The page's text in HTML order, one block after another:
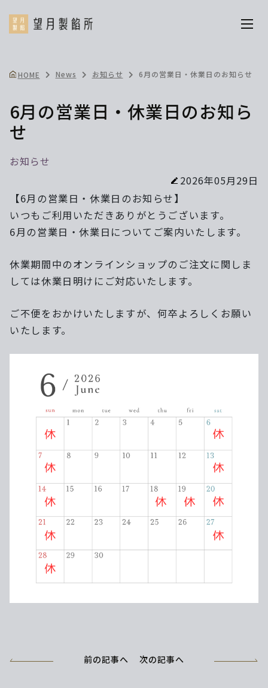
HOME News お知らせ 6月の営業日・休業日のお知らせ
6月の営業日・休業日のお知ら
せ
お知らせ
2026年05月29日
【6月の営業日・休業日のお知らせ】
いつもご利用いただきありがとうございます。
6月の営業日・休業日についてご案内いたします。
休業期間中のオンラインショップのご注文に関しま
しては休業日明けにご対応いたします。
ご不便をおかけいたしますが、何卒よろしくお願い
いたします。
前の記事へ 次の記事へ